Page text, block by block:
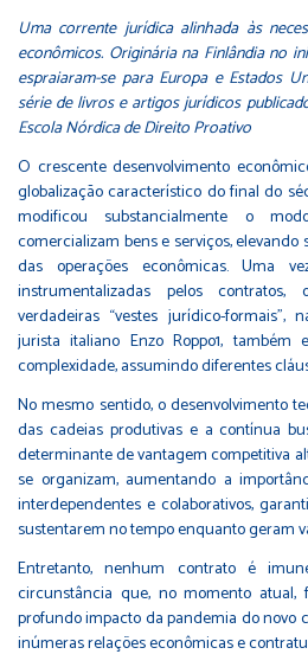
Uma corrente jurídica alinhada às
econômicos. Originária na Finlândia no
espraiaram-se para Europa e Estados
série de livros e artigos jurídicos
Escola Nórdica de Direito Proativo
O crescente desenvolvimento
globalização característico do final do
modificou substancialmente o
comercializam bens e serviços,
das operações econômicas. Uma
instrumentalizadas pelos
verdadeiras “vestes jurídico-
jurista italiano Enzo Roppo1,
complexidade, assumindo diferentes
No mesmo sentido, o desenvolvimento
das cadeias produtivas e a contínua
determinante de vantagem competitiva
se organizam, aumentando a
interdependentes e colaborativos,
sustentarem no tempo enquanto geram
Entretanto, nenhum contrato é
circunstância que, no momento atual,
profundo impacto da pandemia do novo
inúmeras relações econômicas e